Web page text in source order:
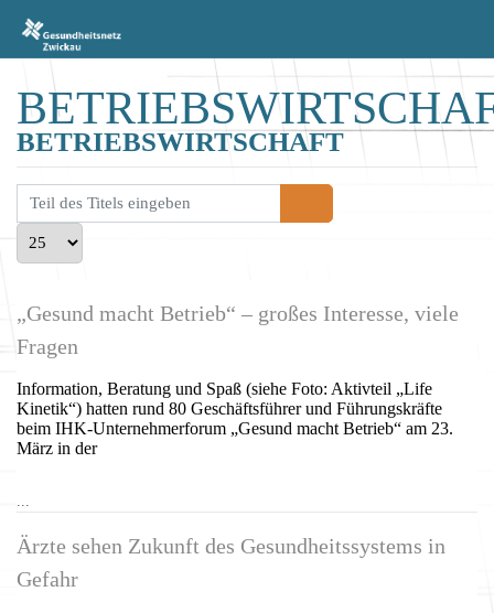
BETRIEBSWIRTSCHAFT
Teil des Titels eingeben
Anzeige #
„Gesund macht Betrieb“ – großes Interesse, viele
Fragen
Information, Beratung und Spaß (siehe Foto: Aktivteil „Life
Kinetik“) hatten rund 80 Geschäftsführer und Führungskräfte
beim IHK-Unternehmerforum „Gesund macht Betrieb“ am 23.
März in der
...
Ärzte sehen Zukunft des Gesundheitssystems in
Gefahr